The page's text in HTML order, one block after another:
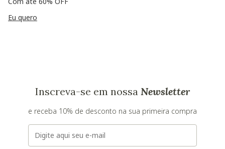
Eu quero
Inscreva-se em nossa Newsletter
e receba 10% de desconto na sua primeira compra
E-mail